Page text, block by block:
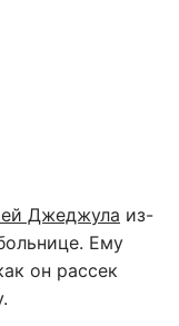
Джеджула из-
Ему
он рассек